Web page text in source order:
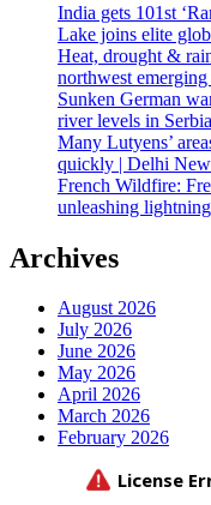
India gets 101st
Lake joins elite
Heat, drought &
northwest
Sunken German
river levels in Serbia
Many Lutyens’
quickly | Delhi
French Wildfire:
unleashing
Archives
August 2026
July 2026
June 2026
May 2026
April 2026
March 2026
February 2026